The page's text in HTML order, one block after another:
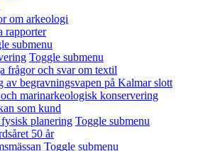
om arkeologi
rapporter
submenu
Toggle submenu
frågor och svar om textil
av begravningsvapen på Kalmar slott
marinarkeologisk konservering
som kund
planering Toggle submenu
50 år
Toggle submenu